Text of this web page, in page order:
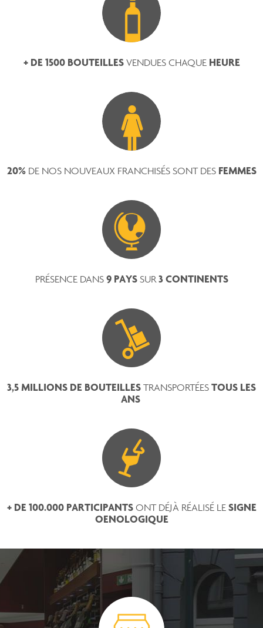
+ DE 1500 BOUTEILLESVENDUES CHAQUE HEURE
20%DE NOS NOUVEAUX FRANCHISÉS SONT DES FEMMES
PRÉSENCE DANS 9 PAYS SUR 3 CONTINENTS
3,5 MILLIONS DE BOUTEILLES TRANSPORTÉES TOUS LES
ANS
+ DE 100.000 PARTICIPANTSONT DÉJÀ RÉALISÉ LE SIGNE
OENOLOGIQUE